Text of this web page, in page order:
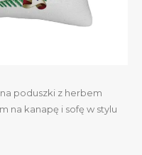
poduszki z herbem
na kanapę i sofę w stylu